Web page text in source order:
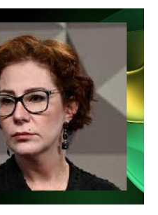
(Twitter)